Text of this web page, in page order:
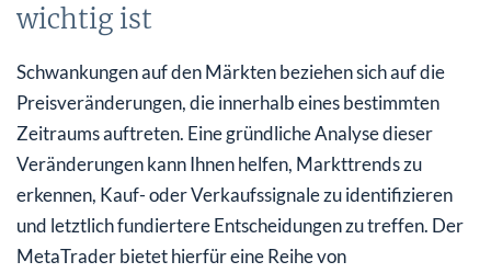
wichtig ist
Schwankungen auf den Märkten beziehen sich auf die
Preisveränderungen, die innerhalb eines bestimmten
Zeitraums auftreten. Eine gründliche Analyse dieser
Veränderungen kann Ihnen helfen, Markttrends zu
erkennen, Kauf- oder Verkaufssignale zu identifizieren
und letztlich fundiertere Entscheidungen zu treffen. Der
MetaTrader bietet hierfür eine Reihe von